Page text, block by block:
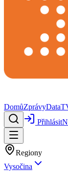
DomůZprávyData
Přihlásit
Regiony
Vysočina